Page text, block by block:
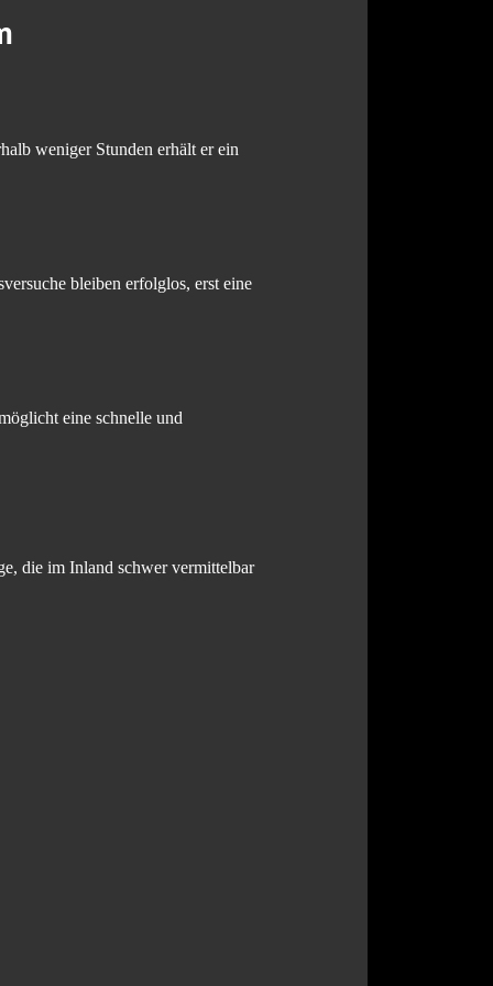
weniger Stunden erhält er ein
bleiben erfolglos, erst eine
eine schnelle und
die im Inland schwer vermittelbar